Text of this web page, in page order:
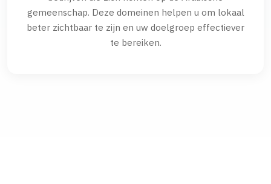
gemeenschap. Deze domeinen helpen u om lokaal
beter zichtbaar te zijn en uw doelgroep effectiever
te bereiken.